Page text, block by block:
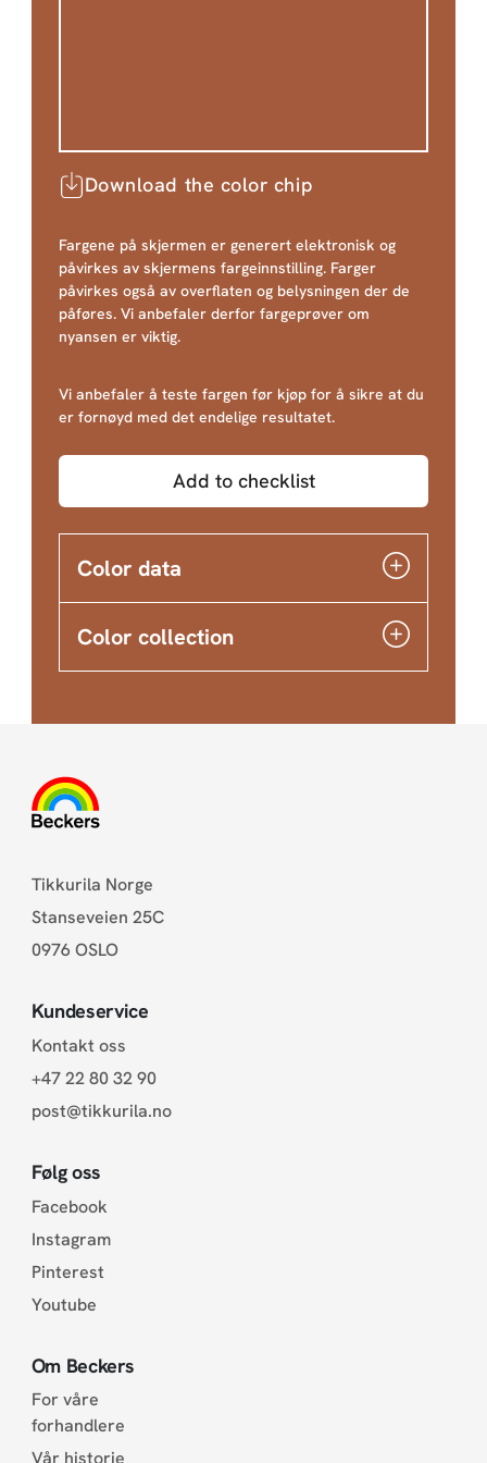
Download the color chip
Fargene på skjermen er generert elektronisk og
påvirkes av skjermens fargeinnstilling. Farger
påvirkes også av overflaten og belysningen der de
påføres. Vi anbefaler derfor fargeprøver om
nyansen er viktig.
Vi anbefaler å teste fargen før kjøp for å sikre at du
er fornøyd med det endelige resultatet.
Add to checklist
Color data
Color collection
Tikkurila Norge
Stanseveien 25C
0976 OSLO
Kundeservice
Kontakt oss
+47 22 80 32 90
post@tikkurila.no
Følg oss
Facebook
Instagram
Pinterest
Youtube
Om Beckers
For våre
forhandlere
Vår historie